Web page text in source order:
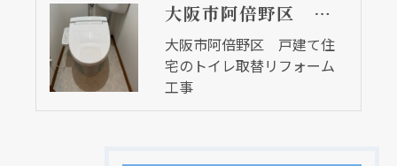
大阪市阿倍野区 戸建て住宅のトイレ取替リフォーム工事
大阪市阿倍野区 戸建て住
宅のトイレ取替リフォーム
工事